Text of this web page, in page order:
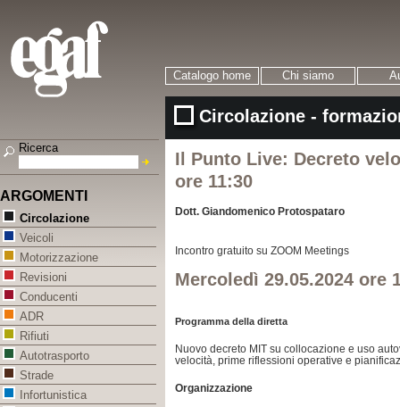
Catalogo home Chi siamo
Circolazione -
Il Punto Live: Decreto
ore 11:30
Dott. Giandomenico Protospataro
Incontro gratuito su ZOOM Meetings
Mercoledì 29.05.2024 ore
Programma della diretta
Nuovo decreto MIT su collocazione e uso
velocità, prime riflessioni operative e
Organizzazione
Ricerca
ARGOMENTI
Circolazione
Veicoli
Motorizzazione
Revisioni
Conducenti
ADR
Rifiuti
Autotrasporto
Strade
Infortunistica